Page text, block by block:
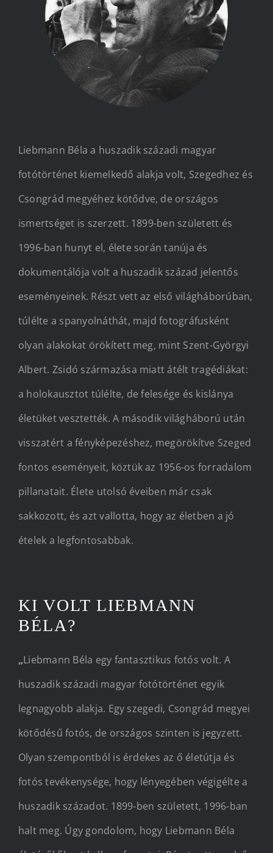
Kapcsolat
Liebmann Béla a huszadik századi magyar
fotótörténet kiemelkedő alakja volt, Szegedhez és
Csongrád megyéhez kötődve, de országos
ismertséget is szerzett. 1899-ben született és
1996-ban hunyt el, élete során tanúja és
dokumentálója volt a huszadik század jelentős
eseményeinek. Részt vett az első világháborúban,
túlélte a spanyolnáthát, majd fotográfusként
olyan alakokat örökített meg, mint Szent-Györgyi
Albert. Zsidó származása miatt átélt tragédiákat:
a holokausztot túlélte, de felesége és kislánya
életüket vesztették. A második világháború után
visszatért a fényképezéshez, megörökítve Szeged
fontos eseményeit, köztük az 1956-os forradalom
pillanatait. Élete utolsó éveiben már csak
sakkozott, és azt vallotta, hogy az életben a jó
ételek a legfontosabbak.
KI VOLT LIEBMANN
BÉLA?
„Liebmann Béla egy fantasztikus fotós volt. A
huszadik századi magyar fotótörténet egyik
legnagyobb alakja. Egy szegedi, Csongrád megyei
kötődésű fotós, de országos szinten is jegyzett.
Olyan szempontból is érdekes az ő életútja és
fotós tevékenysége, hogy lényegében végigélte a
huszadik századot. 1899-ben született, 1996-ban
halt meg. Úgy gondolom, hogy Liebmann Béla